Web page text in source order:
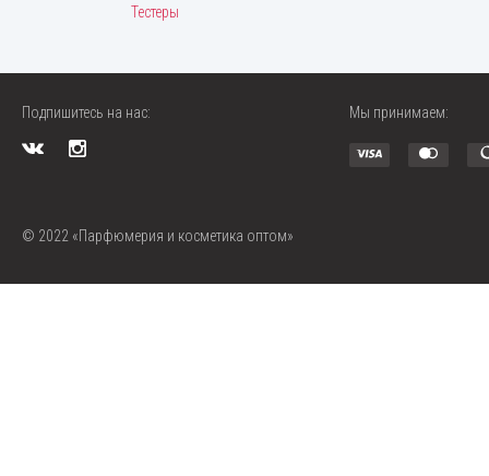
Тестеры
Подпишитесь на нас: Мы принимаем:
© 2022 «Парфюмерия и косметика оптом»